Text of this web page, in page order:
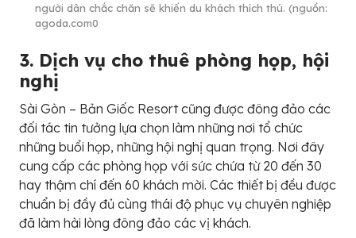
người dân chắc chăn sẽ khiến du khách thích thú. (nguồn:
agoda.com0
3. Dịch vụ cho thuê phòng họp, hội
nghị
Sài Gòn – Bản Giốc Resort cũng được đông đảo các
đối tác tin tưởng lựa chọn làm những nơi tổ chức
những buổi họp, những hội nghị quan trọng. Nơi đây
cung cấp các phòng họp với sức chứa từ 20 đến 30
hay thậm chí đến 60 khách mời. Các thiết bị đều được
chuẩn bị đầy đủ cùng thái độ phục vụ chuyên nghiệp
đã làm hài lòng đông đảo các vị khách.